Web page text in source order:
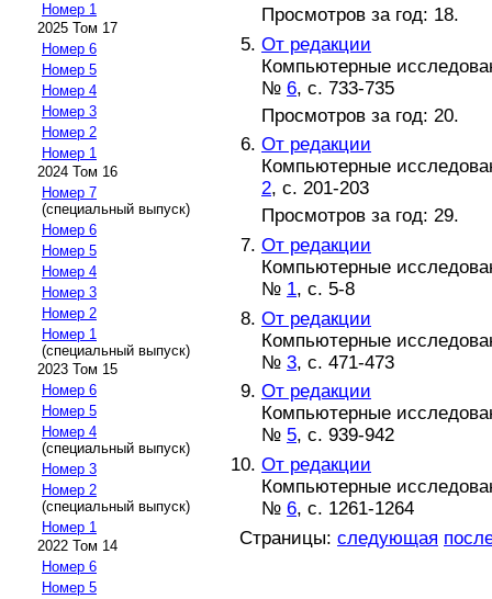
Номер 1
2025 Том 17
Номер 6
Номер 5
Номер 4
Номер 3
Номер 2
Номер 1
2024 Том 16
Номер 7
(специальный выпуск)
Номер 6
Номер 5
Номер 4
Номер 3
Номер 2
Номер 1
(специальный выпуск)
2023 Том 15
Номер 6
Номер 5
Номер 4
(специальный выпуск)
Номер 3
Номер 2
(специальный выпуск)
Номер 1
2022 Том 14
Номер 6
Номер 5
Просмотров за год: 18.
От редакции
Компьютерные
№ 6, с. 733-735
Просмотров за год: 20.
От редакции
Компьютерные
2, с. 201-203
Просмотров за год: 29.
От редакции
Компьютерные
№ 1, с. 5-8
От редакции
Компьютерные
№ 3, с. 471-473
От редакции
Компьютерные
№ 5, с. 939-942
От редакции
Компьютерные
№ 6, с. 1261-1264
Страницы: следующая